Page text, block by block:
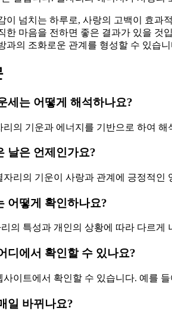
이 넘치는 하루로, 사랑의 고백이 효과
한 마음을 전하면 좋은 결과가 있을 것
과의 조화로운 관계를 형성할 수 있습니
세는 어떻게 해석하나요?
리의 기운과 에너지를 기반으로 하여
날은 언제인가요?
자리의 기운이 사랑과 관계에 긍정적인
어떻게 확인하나요?
의 특성과 개인의 상황에 따라 다르
디에서 확인할 수 있나요?
이트에서 확인할 수 있습니다. 예를 들
일 바뀌나요?